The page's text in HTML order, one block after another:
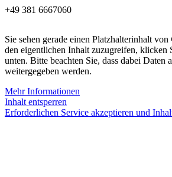
+49 381 6667060
Sie sehen gerade einen Platzhalterinhalt von
den eigentlichen Inhalt zuzugreifen, klicken
unten. Bitte beachten Sie, dass dabei Daten
weitergegeben werden.
Mehr Informationen
Inhalt entsperren
Erforderlichen Service akzeptieren und